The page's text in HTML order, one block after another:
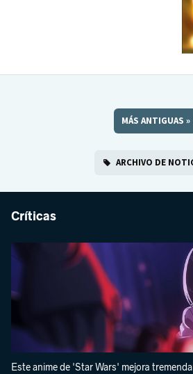
MÁS ANTIGUAS »
ARCHIVO DE
Críticas
Este anime de 'Star Wars' mejora